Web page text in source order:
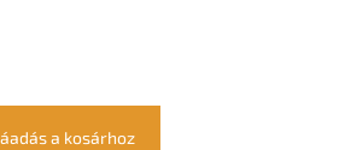
a kosárhoz